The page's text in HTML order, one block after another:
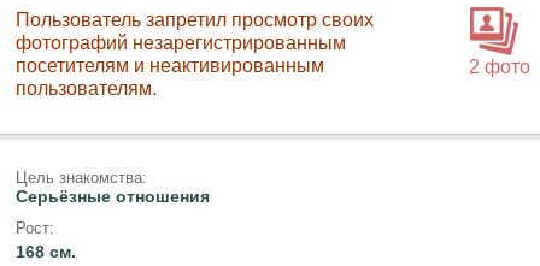
2 фото
Пользователь запретил просмотр своих
фотографий незарегистрированным
посетителям и неактивированным
пользователям.
Цель знакомства:
Серьёзные отношения
Рост:
168 см.